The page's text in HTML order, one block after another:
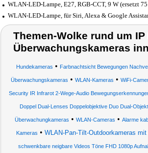
WLAN-LED-Lampe, E27, RGB-CCT, 9 W (ersetzt
WLAN-LED-Lampe, für Siri, Alexa & Google
Themen-Wolke rund um IP
Überwachungskameras
Hundekameras • Farbnachtsicht Bewegungen
Überwachungskameras • WLAN-Kameras • WiFi-
Security IR Infrarot 2-Wege-Audio
Doppel Dual-Lenses Doppelobjektive Duo Dual-
Überwachungkameras • WLAN-Cameras • Alarme
Kameras • WLAN-Pan-Tilt-Outdoorkameras
schwenkbare neigbare Videos Töne FHD 1080p